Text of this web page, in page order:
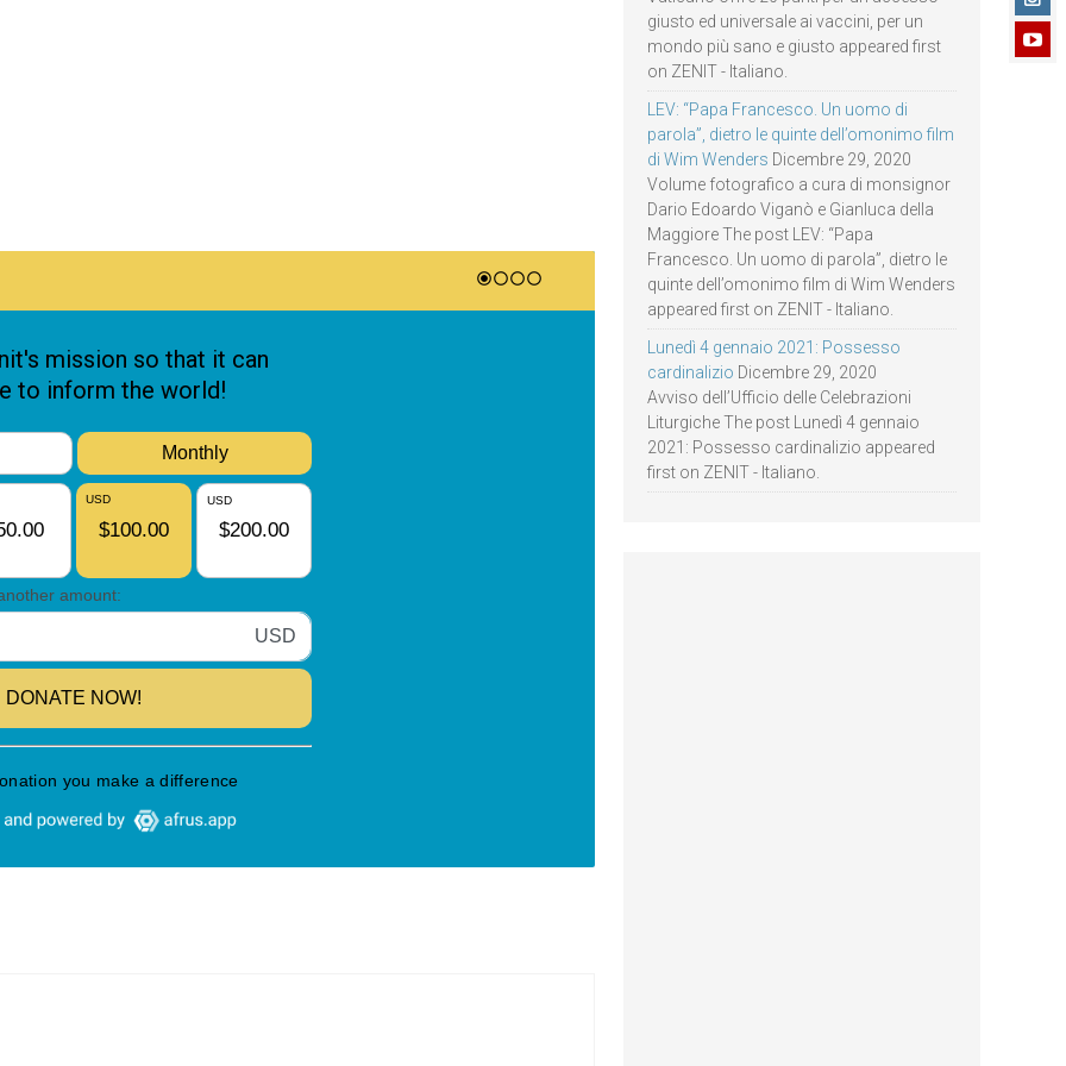
giusto ed universale ai vaccini, per un
mondo più sano e giusto appeared first
on ZENIT - Italiano.
LEV: “Papa Francesco. Un uomo di
parola”, dietro le quinte dell’omonimo film
di Wim Wenders Dicembre 29, 2020
Volume fotografico a cura di monsignor
Dario Edoardo Viganò e Gianluca della
Maggiore The post LEV: “Papa
Francesco. Un uomo di parola”, dietro le
quinte dell’omonimo film di Wim Wenders
appeared first on ZENIT - Italiano.
Lunedì 4 gennaio 2021: Possesso
cardinalizio Dicembre 29, 2020
Avviso dell’Ufficio delle Celebrazioni
Liturgiche The post Lunedì 4 gennaio
2021: Possesso cardinalizio appeared
first on ZENIT - Italiano.